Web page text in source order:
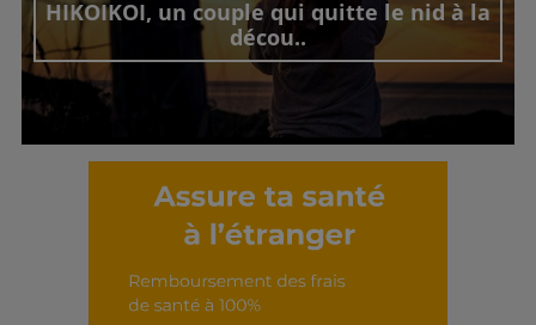
HIKOIKOI, un couple qui quitte le nid à la
décou..
Découvrir cet interview